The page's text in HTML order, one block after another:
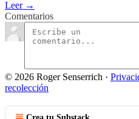
Leer →
Comentarios
© 2026 Roger Senserrich ·
recolección